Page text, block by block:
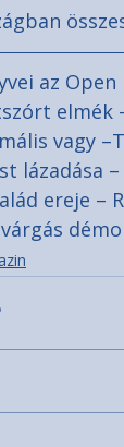
az
elmék
vagy
lázadása
ereje –